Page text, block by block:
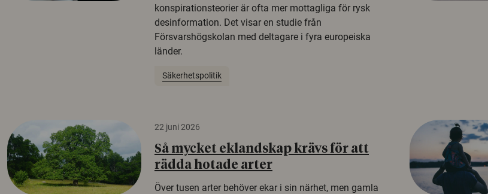
konspirationsteorier är ofta mer mottagliga för rysk
desinformation. Det visar en studie från
Försvarshögskolan med deltagare i fyra europeiska
länder.
Säkerhetspolitik
22 juni 2026
Så mycket eklandskap krävs för att
rädda hotade arter
Över tusen arter behöver ekar i sin närhet, men gamla